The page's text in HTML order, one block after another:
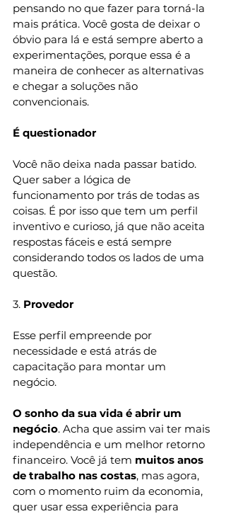
pensando no que fazer para torná-la
mais prática. Você gosta de deixar o
óbvio para lá e está sempre aberto a
experimentações, porque essa é a
maneira de conhecer as alternativas
e chegar a soluções não
convencionais.
É questionador
Você não deixa nada passar batido.
Quer saber a lógica de
funcionamento por trás de todas as
coisas. É por isso que tem um perfil
inventivo e curioso, já que não aceita
respostas fáceis e está sempre
considerando todos os lados de uma
questão.
3. Provedor
Esse perfil empreende por
necessidade e está atrás de
capacitação para montar um
negócio.
O sonho da sua vida é abrir um
negócio. Acha que assim vai ter mais
independência e um melhor retorno
financeiro. Você já tem muitos anos
de trabalho nas costas, mas agora,
com o momento ruim da economia,
quer usar essa experiência para